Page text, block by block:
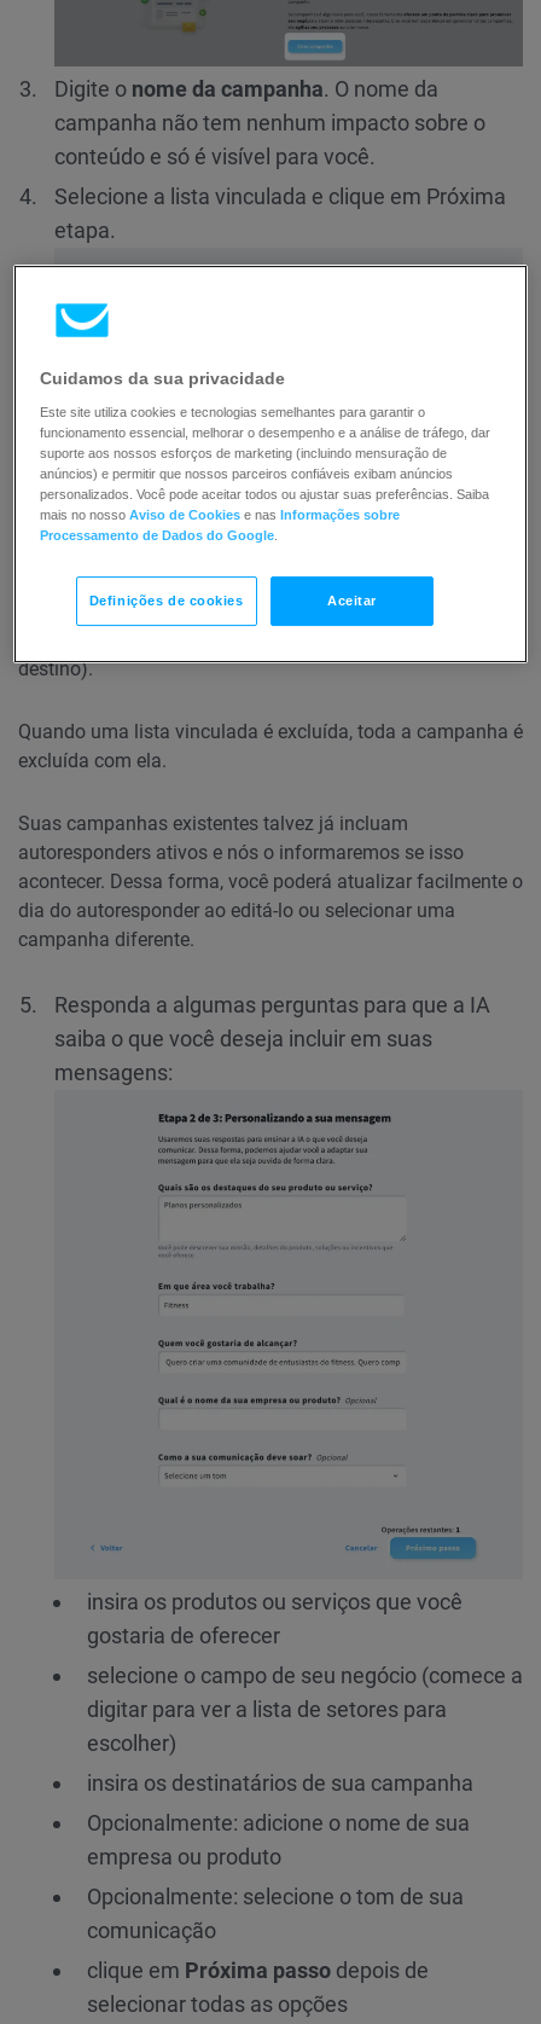
Digite o nome da campanha. O nome da
campanha não tem nenhum impacto sobre o
conteúdo e só é visível para você.
Selecione a lista vinculada e clique em Próxima
etapa.
A lista vinculada de sua campanha não pode ser alterada,
mas pode ser alterada para elementos individuais
destino).
Quando uma lista vinculada é excluída, toda a campanha é
excluída com ela.
Suas campanhas existentes talvez já incluam
autoresponders ativos e nós o informaremos se isso
acontecer. Dessa forma, você poderá atualizar facilmente o
dia do autoresponder ao editá-lo ou selecionar uma
campanha diferente.
Responda a algumas perguntas para que a IA
saiba o que você deseja incluir em suas
mensagens:
insira os produtos ou serviços que você
gostaria de oferecer
selecione o campo de seu negócio (comece a
digitar para ver a lista de setores para
escolher)
insira os destinatários de sua campanha
Opcionalmente: adicione o nome de sua
empresa ou produto
Opcionalmente: selecione o tom de sua
comunicação
clique em Próxima passo depois de
selecionar todas as opções
Cuidamos da sua privacidade
Este site utiliza cookies e tecnologias semelhantes para garantir o
funcionamento essencial, melhorar o desempenho e a análise de tráfego, dar
suporte aos nossos esforços de marketing (incluindo mensuração de
anúncios) e permitir que nossos parceiros confiáveis exibam anúncios
personalizados. Você pode aceitar todos ou ajustar suas preferências. Saiba
mais no nossoAviso de Cookies e nas Informações sobre
Processamento de Dados do Google
Definições de cookies Aceitar